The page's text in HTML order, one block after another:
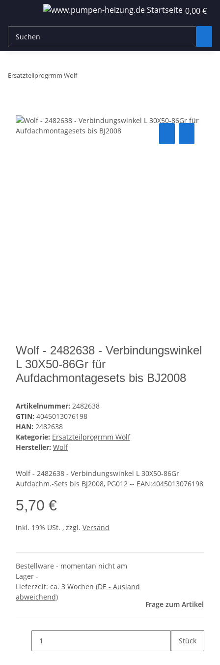
0,00 €
Ersatzteilprogrmm Wolf
Wolf - 2482638 - Verbindungswinkel
L 30X50-86Gr für
Aufdachmontagesets bis BJ2008
Artikelnummer: 2482638
GTIN: 4045013076198
HAN: 2482638
Kategorie: Ersatzteilprogrmm Wolf
Hersteller: Wolf
Wolf - 2482638 - Verbindungswinkel L 30X50-86Gr
Aufdachm.-Sets bis BJ2008, PG012 -- EAN:4045013076198
5,70 €
inkl. 19% USt. , zzgl. Versand
Bestellware - momentan nicht am
Lager -
Lieferzeit: ca. 3 Wochen (DE - Ausland
abweichend)
Frage zum Artikel
Stück